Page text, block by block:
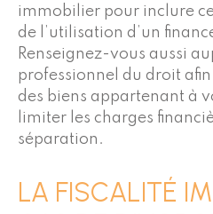
immobilier pour inclure
de l’utilisation d’un
Renseignez-vous aussi
professionnel du droit
des biens appartenant à
limiter les charges
séparation.
LA FISCALITÉ